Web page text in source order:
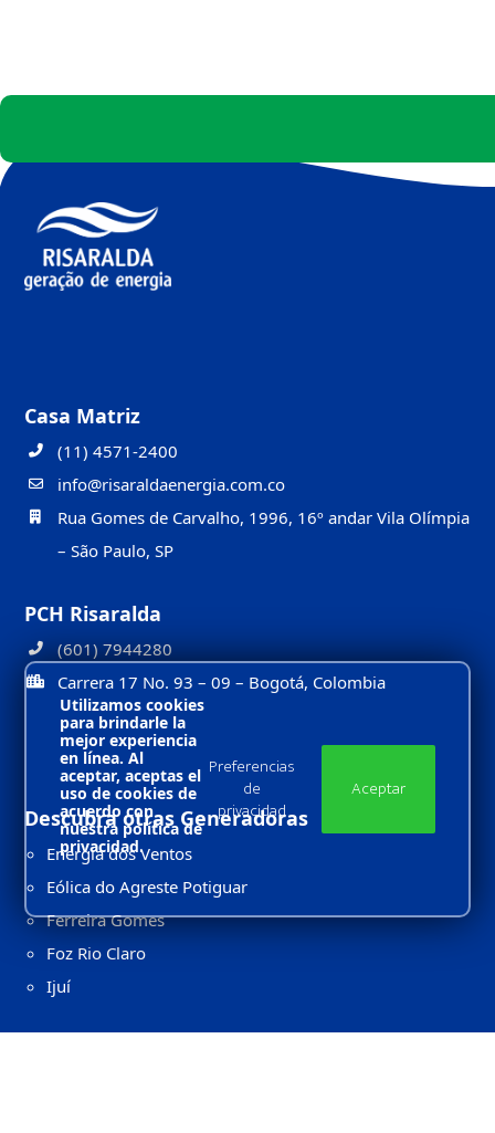
Casa Matriz
(11) 4571-2400
info@risaraldaenergia.com.co
Rua Gomes de Carvalho, 1996, 16º andar Vila Olímpia
– São Paulo, SP
PCH Risaralda
(601) 7944280
Carrera 17 No. 93 – 09 – Bogotá, Colombia
Descubra otras Generadoras
Energia dos Ventos
Eólica do Agreste Potiguar
Ferreira Gomes
Foz Rio Claro
Ijuí
Utilizamos cookies
para brindarle la
mejor experiencia
en línea. Al
aceptar, aceptas el
uso de cookies de
acuerdo con
nuestra política de
privacidad.
Preferencias
de
privacidad
Aceptar